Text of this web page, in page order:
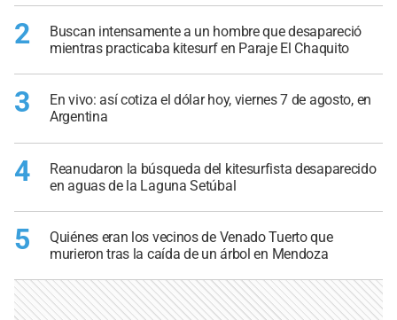
2
Buscan intensamente a un hombre que desapareció
mientras practicaba kitesurf en Paraje El Chaquito
3
En vivo: así cotiza el dólar hoy, viernes 7 de agosto, en
Argentina
4
Reanudaron la búsqueda del kitesurfista desaparecido
en aguas de la Laguna Setúbal
5
Quiénes eran los vecinos de Venado Tuerto que
murieron tras la caída de un árbol en Mendoza